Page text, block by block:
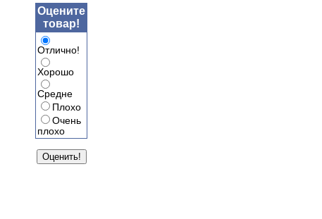
Оцените
товар!
Отлично!
Хорошо
Средне
Плохо
Очень
плохо